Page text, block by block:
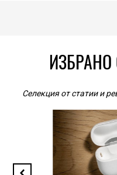
ИЗБРАНО
Селекция от статии и